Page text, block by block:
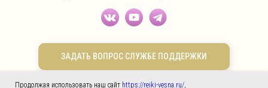
ЗАДАТЬ ВОПРОС СЛУЖБЕ ПОДДЕРЖКИ
Продолжая использовать наш сайт https://reiki-vesna.ru/,